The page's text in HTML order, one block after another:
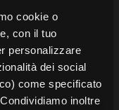
cookie o
con il tuo
personalizzare
dei social
come specificato
inoltre